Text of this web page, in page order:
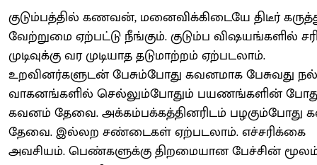
குடும்பத்தில் கணவன், மனைவிக்கிடையே திடீர்
வேற்றுமை ஏற்பட்டு நீங்கும். குடும்ப விஷயங்களில்
முடிவுக்கு வர முடியாத தடுமாற்றம் ஏற்படலாம்.
உறவினர்களுடன் பேசும்போது கவனமாக பேசுவது
வாகனங்களில் செல்லும்போதும் பயணங்களின்
கவனம் தேவை. அக்கம்பக்கத்தினரிடம் பழகும்போது
தேவை. இல்லற சண்டைகள் ஏற்படலாம். எச்சரிக்கை
அவசியம். பெண்களுக்கு திறமையான பேச்சின்